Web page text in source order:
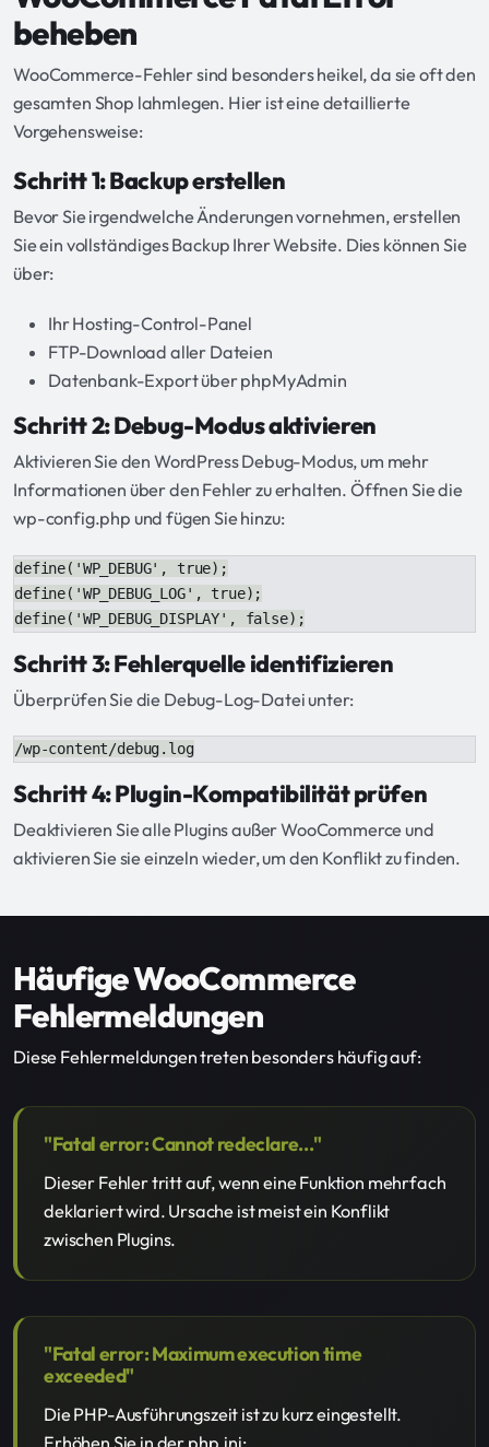
beheben
WooCommerce-Fehler sind besonders heikel, da sie oft den
gesamten Shop lahmlegen. Hier ist eine detaillierte
Vorgehensweise:
Schritt 1: Backup erstellen
Bevor Sie irgendwelche Änderungen vornehmen, erstellen
Sie ein vollständiges Backup Ihrer Website. Dies können Sie
über:
Ihr Hosting-Control-Panel
FTP-Download aller Dateien
Datenbank-Export über phpMyAdmin
Schritt 2: Debug-Modus aktivieren
Aktivieren Sie den WordPress Debug-Modus, um mehr
Informationen über den Fehler zu erhalten. Öffnen Sie die
wp-config.php und fügen Sie hinzu:
define('WP_DEBUG', true);
define('WP_DEBUG_LOG', true);
define('WP_DEBUG_DISPLAY', false);
Schritt 3: Fehlerquelle identifizieren
Überprüfen Sie die Debug-Log-Datei unter:
/wp-content/debug.log
Schritt 4: Plugin-Kompatibilität prüfen
Deaktivieren Sie alle Plugins außer WooCommerce und
aktivieren Sie sie einzeln wieder, um den Konflikt zu finden.
Häufige WooCommerce
Fehlermeldungen
Diese Fehlermeldungen treten besonders häufig auf:
"Fatal error: Cannot redeclare..."
Dieser Fehler tritt auf, wenn eine Funktion mehrfach
deklariert wird. Ursache ist meist ein Konflikt
zwischen Plugins.
"Fatal error: Maximum execution time
exceeded"
Die PHP-Ausführungszeit ist zu kurz eingestellt.